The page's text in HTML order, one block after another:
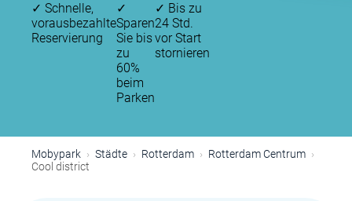
✓ Schnelle,
vorausbezahlte
Reservierung
✓
Sparen
Sie bis
zu
60%
beim
Parken
✓ Bis zu
24 Std.
vor Start
stornieren
Mobypark Städte Rotterdam
Rotterdam Centrum
Cool district